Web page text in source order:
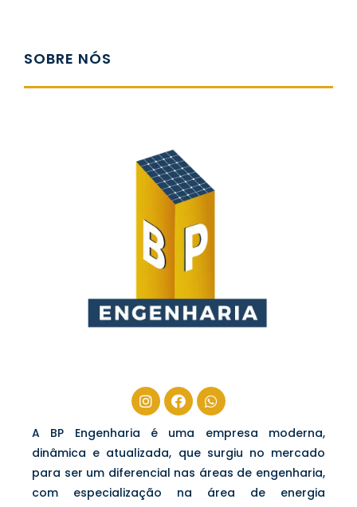
SOBRE NÓS
A BP Engenharia é uma empresa moderna,
dinâmica e atualizada, que surgiu no mercado
para ser um diferencial nas áreas de engenharia,
com especialização na área de energia